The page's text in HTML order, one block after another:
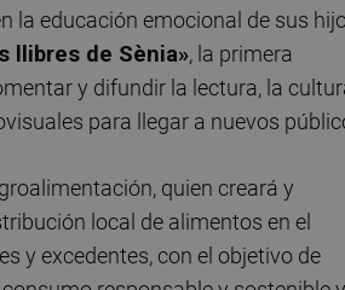
la educación emocional de sus
llibres de Sènia», la primera
y difundir la lectura, la
para llegar a nuevos
quien creará y
local de alimentos en el
y excedentes, con el objetivo de